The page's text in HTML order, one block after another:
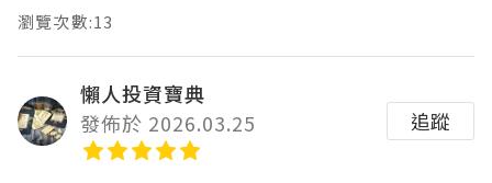
瀏覽次數:13
懶人投資寶典
發佈於 2026.03.25
追蹤